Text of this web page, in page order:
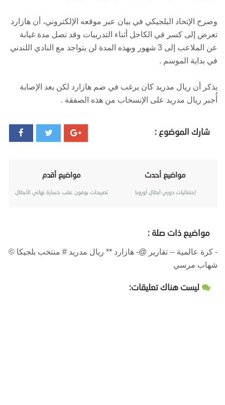
وصرح الإتحاد البلجيكي في بيان عبر موقعه الإلكتروني، أن هازارد
تعرض إلى كسر في الكاحل أثناء التدريبات وقد تصل مدة غيابة
عن الملاعب إلى 3 شهور وبهذه المدة لن يتواجد مع النادي اللندني
في بداية الموسم .
يذكر أن ريال مدريد كان يرغب في ضم هازارد لكن بعد الإصابة
أُجبر ريال مدريد على الإنسحاب من هذه الصفقة .
شارك الموضوع :
مواضيع أحدث
إحصائيات دوري أبطال أوروبا
مواضيع أقدم
تصريحات بوفون عقب خسارة نهائي الأبطال
مواضيع ذات صلة :
- كرة عالمية -- تقارير @- هازارد ** ريال مدريد # منتخب بلجيكا ©
شهاب مرسي
ليست هناك تعليقات: